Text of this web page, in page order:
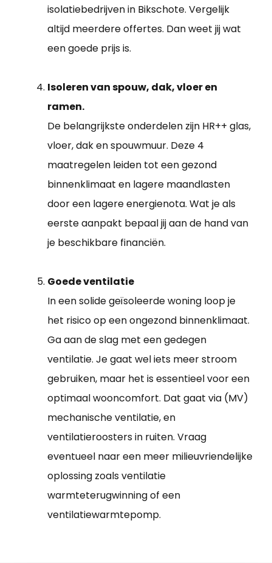
isolatiebedrijven in Bikschote. Vergelijk
altijd meerdere offertes. Dan weet jij wat
een goede prijs is.
Isoleren van spouw, dak, vloer en
ramen.
De belangrijkste onderdelen zijn HR++ glas,
vloer, dak en spouwmuur. Deze 4
maatregelen leiden tot een gezond
binnenklimaat en lagere maandlasten
door een lagere energienota. Wat je als
eerste aanpakt bepaal jij aan de hand van
je beschikbare financiën.
Goede ventilatie
In een solide geïsoleerde woning loop je
het risico op een ongezond binnenklimaat.
Ga aan de slag met een gedegen
ventilatie. Je gaat wel iets meer stroom
gebruiken, maar het is essentieel voor een
optimaal wooncomfort. Dat gaat via (MV)
mechanische ventilatie, en
ventilatieroosters in ruiten. Vraag
eventueel naar een meer milieuvriendelijke
oplossing zoals ventilatie
warmteterugwinning of een
ventilatiewarmtepomp.